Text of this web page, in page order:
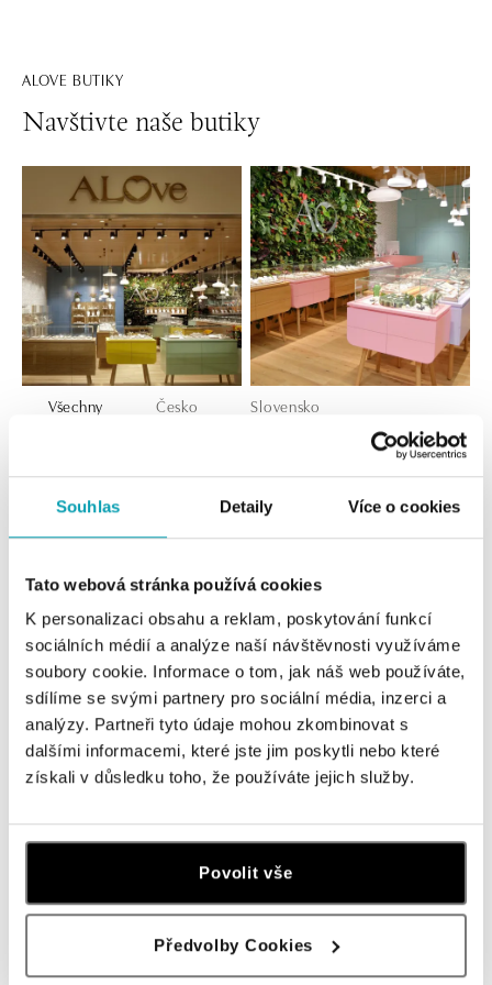
Souhlas Detaily Více o cookies
Tato webová stránka používá cookies
K personalizaci obsahu a reklam, poskytování funkcí
sociálních médií a analýze naší návštěvnosti využíváme
soubory cookie. Informace o tom, jak náš web používáte,
sdílíme se svými partnery pro sociální média, inzerci a
analýzy. Partneři tyto údaje mohou zkombinovat s
dalšími informacemi, které jste jim poskytli nebo které
získali v důsledku toho, že používáte jejich služby.
Povolit vše
Předvolby Cookies
ALOVE BUTIKY
Navštivte naše butiky
Všechny Česko Slovensko
tel.: +420736509250
dnes otevřeno od 09:00
ALOve OC Olympia, Brno
U Dálnice 777, 664 42 Brno
tel.: +420604389337
dnes otevřeno od 09:00
ALOve Westfield Černý most, Praha 9
Chlumecká 765/6, 198 19 Praha 9
tel.: +420735703904
ALOve Westfield, Praha 4 - Chodov
tel.: +420730524389
dnes otevřeno od 09:00